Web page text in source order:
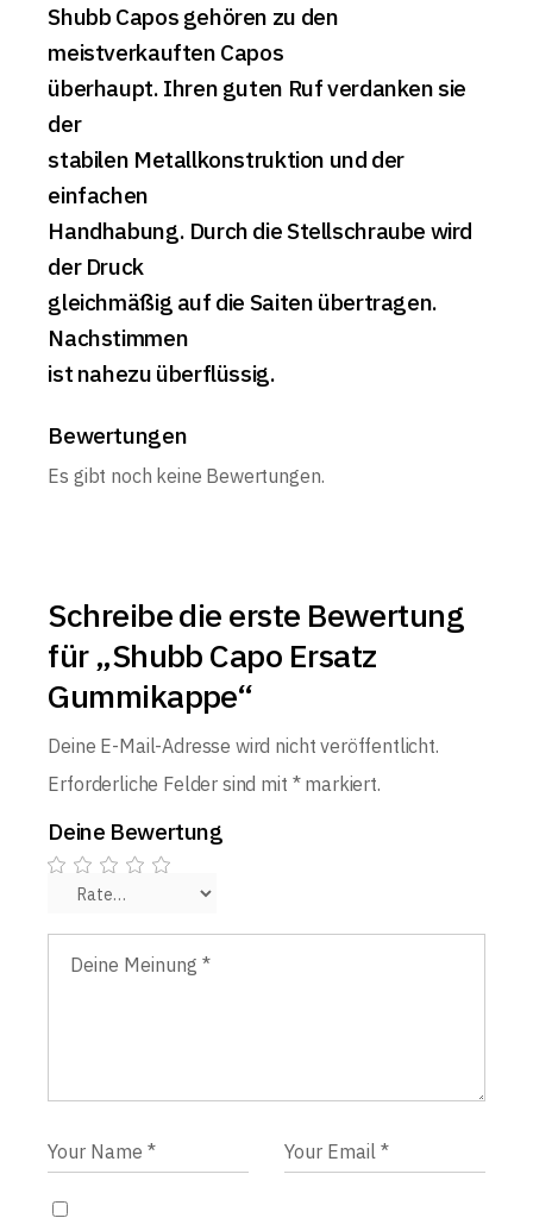
Shubb Capos gehören zu den
meistverkauften Capos
überhaupt. Ihren guten Ruf verdanken sie
der
stabilen Metallkonstruktion und der
einfachen
Handhabung. Durch die Stellschraube wird
der Druck
gleichmäßig auf die Saiten übertragen.
Nachstimmen
ist nahezu überflüssig.
Bewertungen
Es gibt noch keine Bewertungen.
Schreibe die erste Bewertung
für „Shubb Capo Ersatz
Gummikappe“
Deine E-Mail-Adresse wird nicht veröffentlicht.
Erforderliche Felder sind mit *markiert.
Deine Bewertung